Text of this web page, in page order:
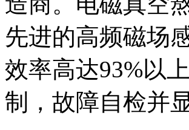
先进的高频磁场
效率高达93%
制，故障自检并